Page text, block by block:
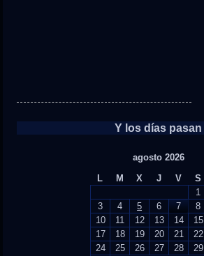
Y los días pasan
agosto 2026
L
M X J V S
1
3
4 5 6 7 8
10
11 12 13 14 15
17
18 19 20 21 22
24
25 26 27 28 29